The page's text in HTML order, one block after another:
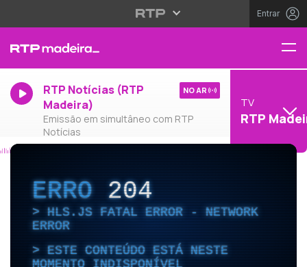
Entrar
RTP Notícias (RTP
Madeira)
Emissão em simultâneo com RTP
Notícias
NO AR
TV
RTP
ERRO204
HLS.JS FATAL ERROR - NETWORK
ERROR
ESTE CONTEÚDO ESTÁ NESTE
MOMENTO INDISPONÍVEL